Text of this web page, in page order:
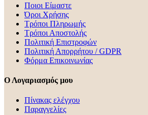
Ποιοι Είμαστε
Όροι Χρήσης
Τρόποι Πληρωμής
Τρόποι Αποστολής
Πολιτική Επιστροφών
Πολιτική Απορρήτου / GDPR
Φόρμα Επικοινωνίας
Ο Λογαριασμός μου
Πίνακας ελέγχου
Παραγγελίες